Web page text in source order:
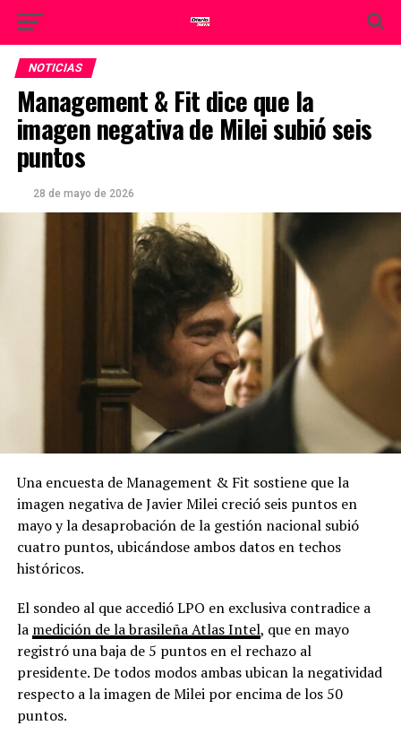
NOTICIAS
Management & Fit dice que la
imagen negativa de Milei subió seis
puntos
28 de mayo de 2026
Una encuesta de Management & Fit sostiene que la
imagen negativa de Javier Milei creció seis puntos en
mayo y la desaprobación de la gestión nacional subió
cuatro puntos, ubicándose ambos datos en techos
históricos.
El sondeo al que accedió LPO en exclusiva contradice a
la medición de la brasileña Atlas Intel, que en mayo
registró una baja de 5 puntos en el rechazo al
presidente. De todos modos ambas ubican la negatividad
respecto a la imagen de Milei por encima de los 50
puntos.